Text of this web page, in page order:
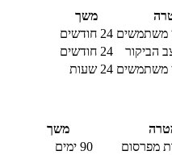
משך
משתמשים 24 חודשים
הביקור
24 חודשים
משתמשים 24 שעות
משך
מפרסום
90 ימים